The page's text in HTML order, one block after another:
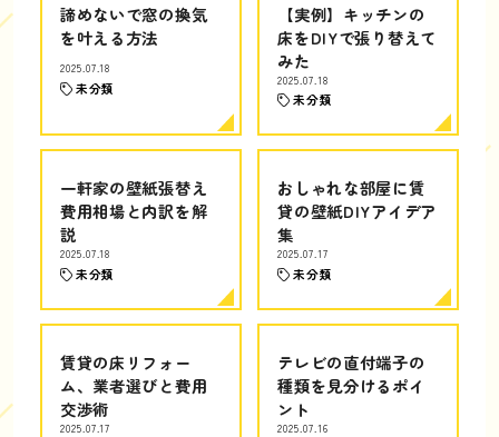
諦めないで窓の換気
を叶える方法
2025.07.18
未分類
【実例】キッチンの
床をDIYで張り替えて
みた
2025.07.18
未分類
一軒家の壁紙張替え
費用相場と内訳を解
説
2025.07.18
未分類
おしゃれな部屋に賃
貸の壁紙DIYアイデア
集
2025.07.17
未分類
賃貸の床リフォー
ム、業者選びと費用
交渉術
2025.07.17
テレビの直付端子の
種類を見分けるポイ
ント
2025.07.16